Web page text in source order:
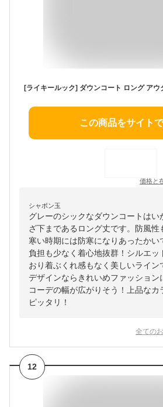
この商品をサイト
価格と
シャボン玉
グレーのシックなダウンコートはい
ざ下まであるロング丈です。防風性
寒い時期には防寒になりあったかい
負担も少なく着心地抜群！シルエッ
おり着ぶくれ感もなく美しいライン
デザインならきれいめファッション
コーデの幅が広がりそう！上品なカ
ピッタリ！
全ての
12